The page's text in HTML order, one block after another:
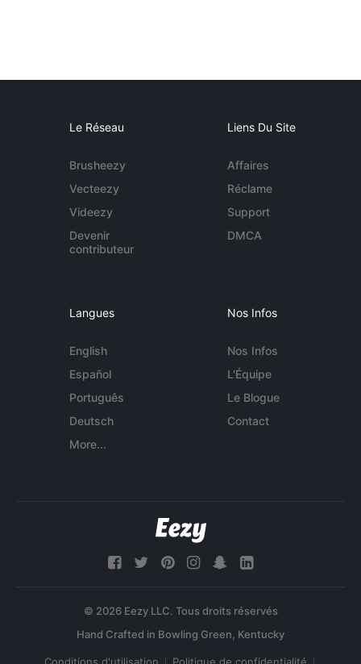
Le Réseau
Brusheezy
Vecteezy
Videezy
Devenir
contributeur
Liens Du Site
Affaires
Réclame
Support
DMCA
Langues
English
Español
Português
Deutsch
More...
Nos Infos
Nos Infos
L'Équipe
Le Blogue
Contact
© 2026 Eezy LLC. Tous droits réservés